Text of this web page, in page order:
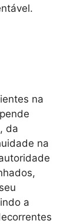
na
da
na
a